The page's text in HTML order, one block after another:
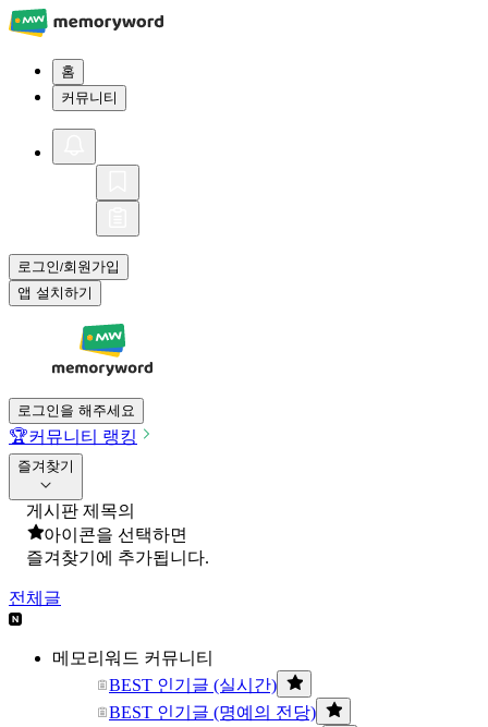
홈
커뮤니티
로그인/회원가입
앱 설치하기
로그인을 해주세요
🏆커뮤니티 랭킹
즐겨찾기
게시판 제목의
아이콘을 선택하면
즐겨찾기에 추가됩니다.
전체글
메모리워드 커뮤니티
BEST 인기글 (실시간)
BEST 인기글 (명예의 전당)